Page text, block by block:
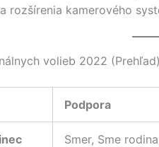
rozšírenia kamerového
volieb 2022 (Prehľad)
Podpora
Smer, Sme